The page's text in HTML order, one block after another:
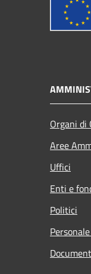
Organi di
Aree
Uffici
Enti e
Politici